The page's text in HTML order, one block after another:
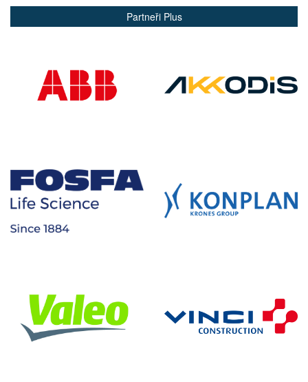
Partneři Plus